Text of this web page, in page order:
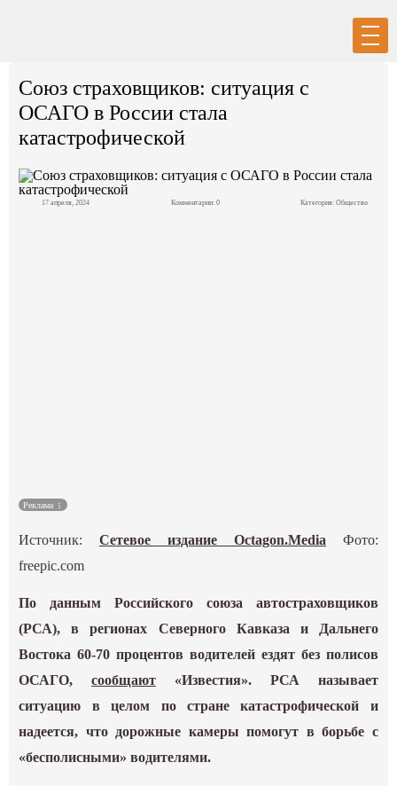
Союз страховщиков: ситуация с
ОСАГО в России стала
катастрофической
17 апреля, 2024 Комментарии: 0 Категория: Общество
Реклама
Источник:Сетевое издание Octagon.Media Фото:
freepic.com
По данным Российского союза автостраховщиков
(РСА), в регионах Северного Кавказа и Дальнего
Востока 60-70 процентов водителей ездят без полисов
ОСАГО,сообщают «Известия». РСА называет
ситуацию в целом по стране катастрофической и
надеется, что дорожные камеры помогут в борьбе с
«бесполисными» водителями.